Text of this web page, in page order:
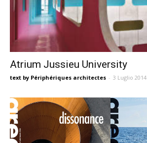
Atrium Jussieu University
text by Périphériques architectes - 3 Luglio 2014